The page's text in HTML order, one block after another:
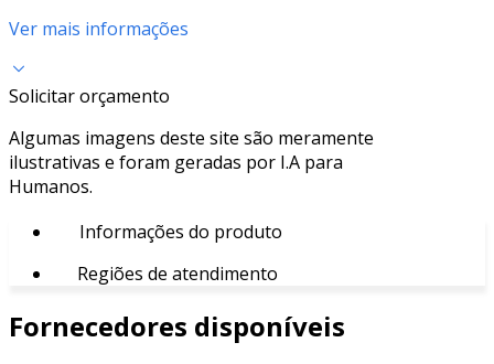
Ver mais informações
Solicitar orçamento
Algumas imagens deste site são meramente
ilustrativas e foram geradas por I.A para
Humanos.
Informações do produto
Regiões de atendimento
Fornecedores disponíveis